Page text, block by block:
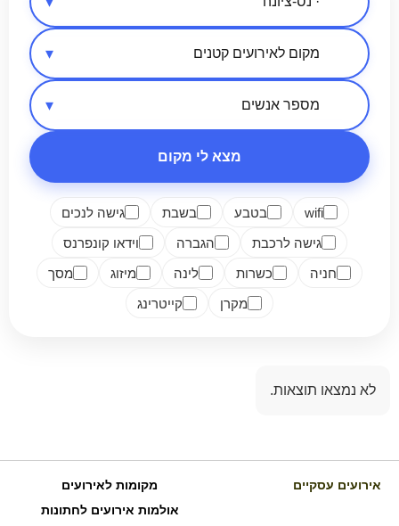
אזור בארץ
סיווג מקום
מספר אנשים
מצא לי מקום
wifi בטבע בשבת
גישה לנכים
גישה לרכבת
הגברה
וידאו קונפרנס
חניה
כשרות לינה מיזוג
מסך
מקרן
קייטרינג
לא נמצאו תוצאות.
אירועים עסקיים
מקומות לאירועים
אולמות אירועים לחתונות